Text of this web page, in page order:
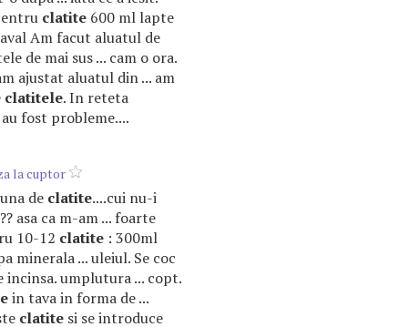
clatite 600 ml lapte
Am facut aluatul de
de mai sus ... cam o ora.
ajustat aluatul din ... am
clatitele. In reteta
fost probleme....
la cuptor
de clatite....cui nu-i
?? asa ca m-am ... foarte
10-12 clatite : 300ml
minerala ... uleiul. Se coc
umplutura ... copt.
in tava in forma de ...
clatite si se introduce